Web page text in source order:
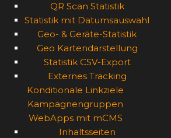
QR Scan Statistik
Statistik mit Datumsauswahl
Geo- & Geräte-Statistik
Geo Kartendarstellung
Statistik CSV-Export
Externes Tracking
Konditionale Linkziele
Kampagnengruppen
WebApps mit mCMS
Inhaltsseiten